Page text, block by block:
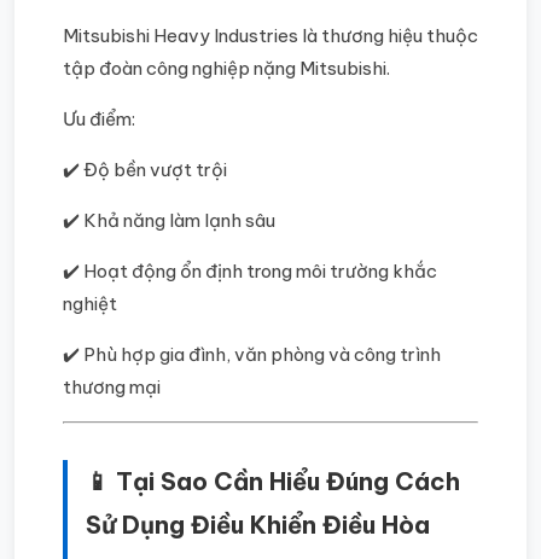
Mitsubishi Heavy Industries là thương hiệu thuộc
tập đoàn công nghiệp nặng Mitsubishi.
Ưu điểm:
✔️ Độ bền vượt trội
✔️ Khả năng làm lạnh sâu
✔️ Hoạt động ổn định trong môi trường khắc
nghiệt
✔️ Phù hợp gia đình, văn phòng và công trình
thương mại
📱 Tại Sao Cần Hiểu Đúng Cách
Sử Dụng Điều Khiển Điều Hòa